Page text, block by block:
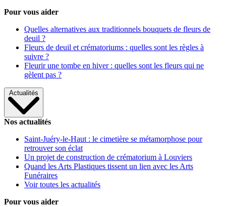
Pour vous aider
Quelles alternatives aux traditionnels bouquets de fleurs de
deuil ?
Fleurs de deuil et crématoriums : quelles sont les règles à
suivre ?
Fleurir une tombe en hiver : quelles sont les fleurs qui ne
gèlent pas ?
Actualités
Nos actualités
Saint-Juéry-le-Haut : le cimetière se métamorphose pour
retrouver son éclat
Un projet de construction de crématorium à Louviers
Quand les Arts Plastiques tissent un lien avec les Arts
Funéraires
Voir toutes les actualités
Pour vous aider